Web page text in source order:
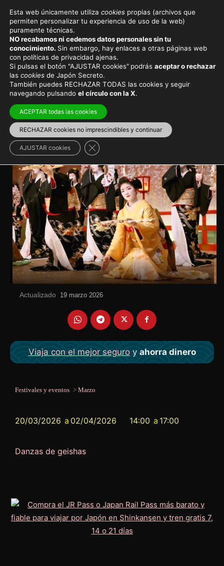
Eventos y festivales en Japón
El festival de geishas Kitano
Odori
El festival de geishas que marca la llegada de la
primavera a Kioto
Viajar a Japón > Japón en primavera
Actualizado 19 marzo 2026
Viaja con el mejor seguroy ahorra dinero
Festivales y eventos > Marzo
20/03/2026 a 02/04/2026 14:00 a 17:00
Danzas de geishas
Esta web únicamente utiliza cookies propias (archivos que
permiten personalizar tu experiencia de uso de la web)
puramente técnicas.
NO recabamos ni cedemos datos personales sin tu
conocimiento. Sin embargo, hay enlaces a otras páginas web
con políticas de privacidad ajenas.
Si pulsas el botón "AJUSTAR cookies" podrás aceptar o rechazar
las cookies de Japón Secreto.
También puedes RECHAZAR TODAS las cookies y seguir
navegando pulsando el círculo con la X.
ACEPTAR todas las cookies
RECHAZAR cookies no imprescindibles y continuar
AJUSTAR cookies Cerrar el banner de cookies RGPD